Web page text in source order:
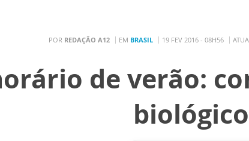
POR REDAÇÃO A12 EM BRASIL 19 FEV 2016 - 08H56
de verão: